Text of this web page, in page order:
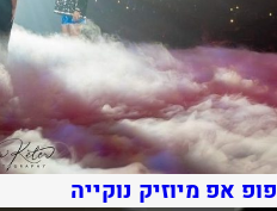
פופ אפ מיוזיק נוקייה